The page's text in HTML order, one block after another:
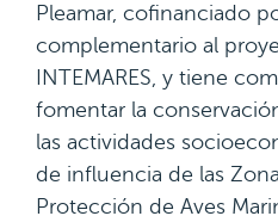
Pleamar, cofinanciado
complementario al
INTEMARES, y tiene
fomentar la
las actividades
de influencia de las
Protección de Aves